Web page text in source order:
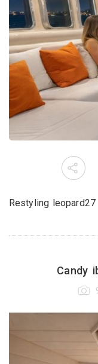
Restyling leopard27
Candy